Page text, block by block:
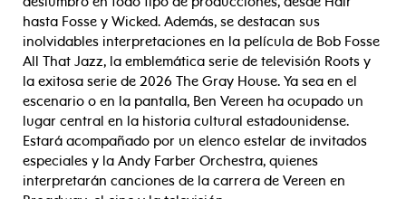
hasta Fosse y Wicked. Además, se destacan sus
inolvidables interpretaciones en la película de Bob Fosse
All That Jazz, la emblemática serie de televisión Roots y
la exitosa serie de 2026 The Gray House. Ya sea en el
escenario o en la pantalla, Ben Vereen ha ocupado un
lugar central en la historia cultural estadounidense.
Estará acompañado por un elenco estelar de invitados
especiales y la Andy Farber Orchestra, quienes
interpretarán canciones de la carrera de Vereen en